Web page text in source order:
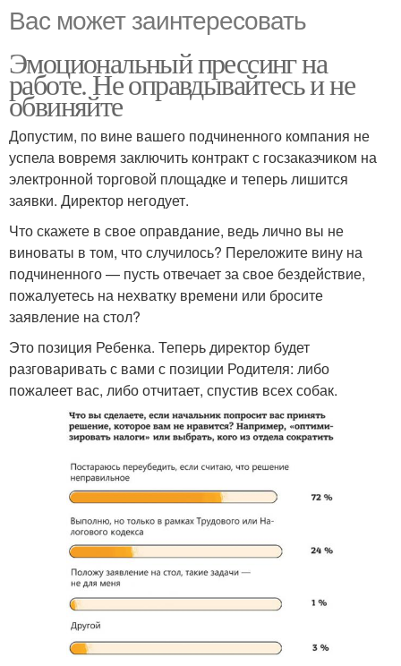
Вас может заинтересовать
Эмоциональный прессинг на
работе. Не оправдывайтесь и не
обвиняйте
Допустим, по вине вашего подчиненного компания не
успела вовремя заключить контракт с госзаказчиком на
электронной торговой площадке и теперь лишится
заявки. Директор негодует.
Что скажете в свое оправдание, ведь лично вы не
виноваты в том, что случилось? Переложите вину на
подчиненного — пусть отвечает за свое бездействие,
пожалуетесь на нехватку времени или бросите
заявление на стол?
Это позиция Ребенка. Теперь директор будет
разговаривать с вами с позиции Родителя: либо
пожалеет вас, либо отчитает, спустив всех собак.